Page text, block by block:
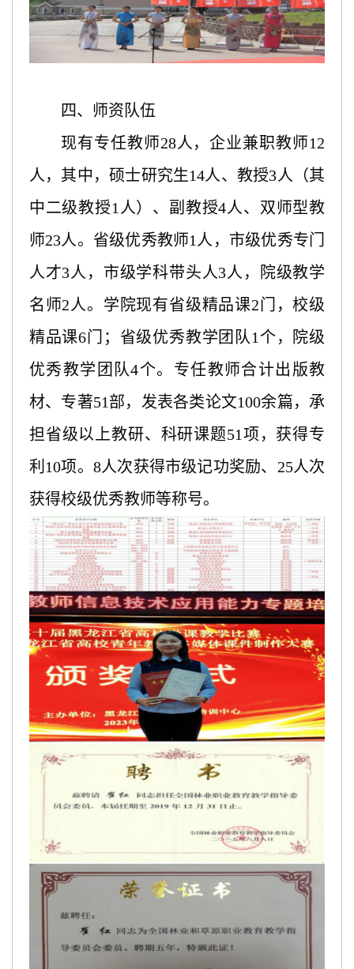
四、师资队伍
现有专任教师28人，企业兼职教师12
人，其中，硕士研究生14人、教授3人（其
中二级教授1人）、副教授4人、双师型教
师23人。省级优秀教师1人，市级优秀专门
人才3人，市级学科带头人3人，院级教学
名师2人。学院现有省级精品课2门，校级
精品课6门；省级优秀教学团队1个，院级
优秀教学团队4个。专任教师合计出版教
材、专著51部，发表各类论文100余篇，承
担省级以上教研、科研课题51项，获得专
利10项。8人次获得市级记功奖励、25人次
获得校级优秀教师等称号。